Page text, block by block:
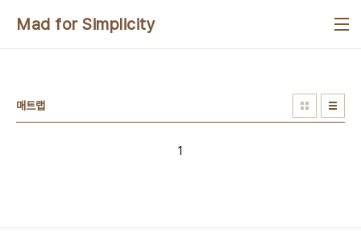
Mad for Simplicity
매트랩
1